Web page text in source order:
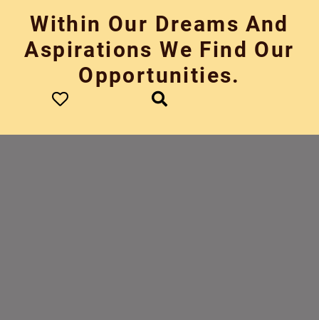
content
Within Our Dreams And
Aspirations We Find Our
Opportunities.